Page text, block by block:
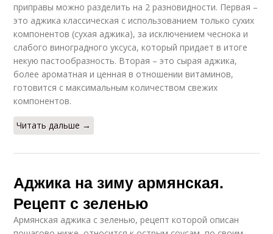
Аджика из слив Сливовая аджика
Аджика с
Густая аджика Армянская аджика
приправы можно разделить на 2 разновидности. Первая –
это аджика классическая с использованием только сухих
компонентов (сухая аджика), за исключением чеснока и
слабого виноградного уксуса, который придает в итоге
некую пастообразность. Вторая – это сырая аджика,
более ароматная и ценная в отношении витаминов,
готовится с максимальным количеством свежих
компонентов.
Читать дальше →
Аджика на зиму армянская.
Рецепт с зеленью
Армянская аджика с зеленью, рецепт которой описан